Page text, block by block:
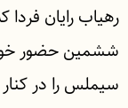
رهیاب رایان فردا
ششمین حضور
سیملس را در کنار